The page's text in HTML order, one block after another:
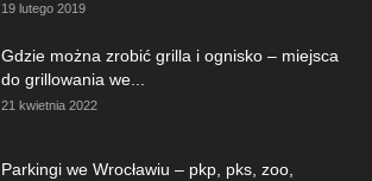
19 lutego 2019
Gdzie można zrobić grilla i ognisko – miejsca
do grillowania we...
21 kwietnia 2022
Parkingi we Wrocławiu – pkp, pks, zoo,